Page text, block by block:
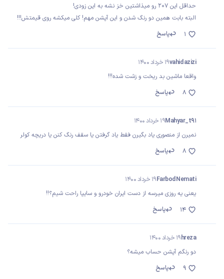
حداقل این 207 رو میذاشتین خز نشه به این زودی!
البته بابت همین دو رنگ شدن و این آپشن مهم! کلی میکشه روی قیمتش!!!
پاسخ
1
vahid azizi19 خرداد 1400
واقعا ماشین بد ریخت و زشت شده!!!
پاسخ
8
Mahyar_t9119 خرداد 1400
نمیرن از منصوری یاد بگیرن فقط یاد گرفتن یا سقف رنگ کنن یا دریچه کولر
پاسخ
8
Farbod Nemati19 خرداد 1400
یعنی یه روزی میرسه از دست ایران خودرو و سایپا راحت شیم؟!!
پاسخ
14
hreza19 خرداد 1400
دو رنگم آپشن حساب میشه؟
پاسخ
9